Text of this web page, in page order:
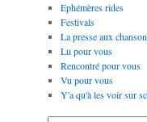
Ephémères rides
Festivals
La presse aux
Lu pour vous
Rencontré pour vous
Vu pour vous
Y'a qu'à les voir sur